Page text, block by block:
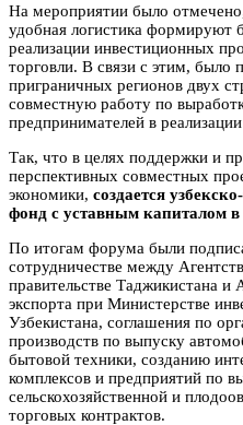
На мероприятии было
удобная логистика формируют
реализации инвестиционных
торговли. В связи с этим, было
приграничных регионов двух
совместную работу по
предпринимателей в
Так, что в целях поддержки и
перспективных совместных
экономики, создается
фонд с уставным капиталом в
По итогам форума были
сотрудничестве между
правительстве Таджикистана и
экспорта при Министерстве
Узбекистана, соглашения по
производств по выпуску
бытовой техники, созданию
комплексов и предприятий по
сельскохозяйственной и
торговых контрактов.